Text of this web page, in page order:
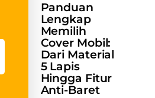
Panduan
Lengkap
Memilih
Cover Mobil:
Dari Material
5 Lapis
Hingga Fitur
Anti-Baret